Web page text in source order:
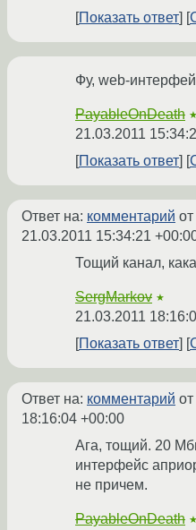
Показать ответ
Фу, web-
PayableOnDeath ★
21.03.2011
Показать ответ
Ответ на: комментарий
21.03.2011 15:34:21
Тощий канал,
SergMarkov ★
21.03.2011
Показать ответ
Ответ на: комментарий
18:16:04 +00:00
Ага, тощий. 20
интерфейс
не причем.
PayableOnDeath ★